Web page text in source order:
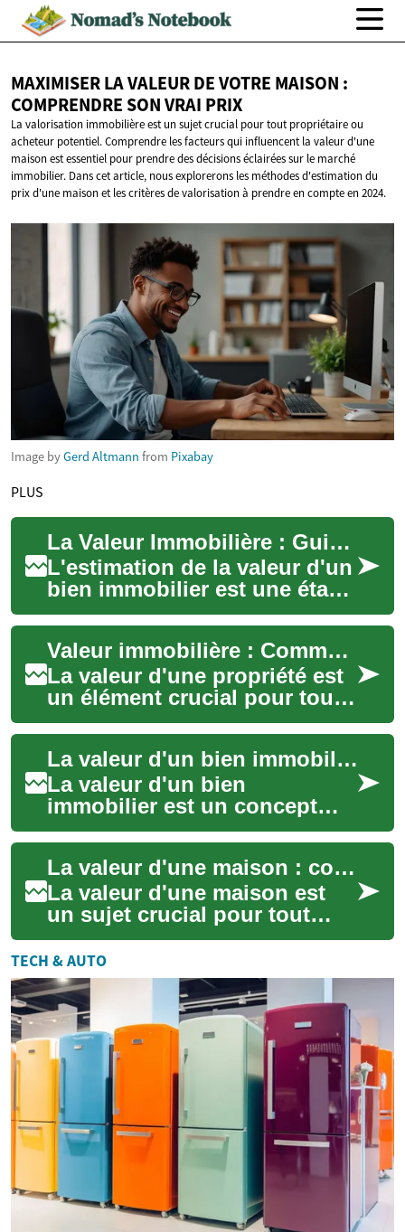
MAXIMISER LA VALEUR DE VOTRE MAISON :
COMPRENDRE SONVRAI PRIX
La valorisation immobilière est un sujet crucial pour tout propriétaire ou
acheteur potentiel. Comprendre les facteurs qui influencent la valeur d'une
maison est essentiel pour prendre des décisions éclairées sur le marché
immobilier. Dans cet article, nous explorerons les méthodes d'estimation du
prix d'une maison et les critères de valorisation à prendre en compte en 2024.
Image byGerd Altmann from Pixabay
PLUS
La Valeur Immobilière : Guide Complet pour Comprendre le Prix de Votre Bien
L'estimation de la valeur d'un
bien immobilier est une étape
cruciale, que ce soit pour
vendre, acheter ou
simplement...
Valeur immobilière : Comment estimer le prix de votre maison
La valeur d'une propriété est
un élément crucial pour tout
propriétaire ou acheteur
potentiel. Que vous
envisagiez de...
La valeur d'un bien immobilier : comprendre et optimiser son investissement
La valeur d'un bien
immobilier est un concept
fondamental pour tout
propriétaire ou investisseur
potentiel. Qu'il s'a...
La valeur d'une maison : comprendre les facteurs clés et maximiser son investissement immobilier
La valeur d'une maison est
un sujet crucial pour tout
propriétaire ou acheteur
potentiel. Elle représente non
seuleme...
TECH & AUTO